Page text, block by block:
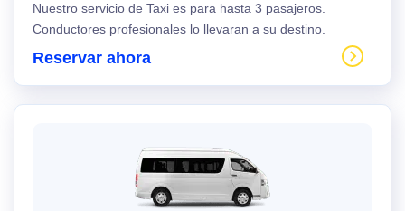
Nuestro servicio de Taxi es para hasta 3 pasajeros.
Conductores profesionales lo llevaran a su destino.
Reservar ahora